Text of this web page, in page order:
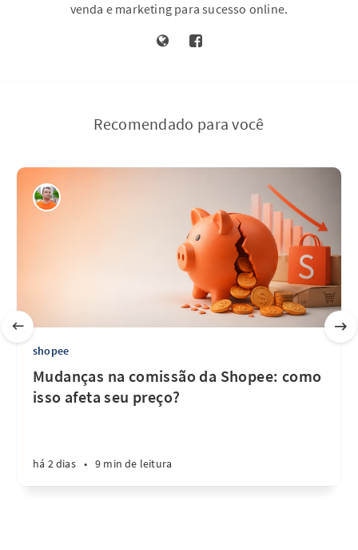
venda e marketing para sucesso online.
Recomendado para você
shopee
Mudanças na comissão da Shopee: como
isso afeta seu preço?
há 2 dias • 9 min de leitura